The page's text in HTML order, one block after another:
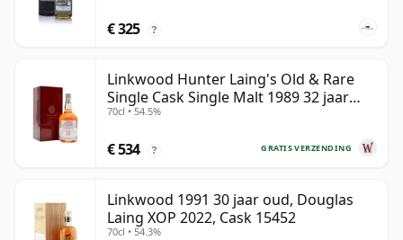
€ 325 ?
Linkwood Hunter Laing's Old & Rare
Single Cask Single Malt 1989 32 jaar
oud
70cl • 54.5%
GRATIS VERZENDING
€ 534 ?
Linkwood 1991 30 jaar oud, Douglas
Laing XOP 2022, Cask 15452
70cl • 54.3%